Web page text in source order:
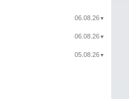
06.08.26 ▼
06.08.26 ▼
05.08.26 ▼